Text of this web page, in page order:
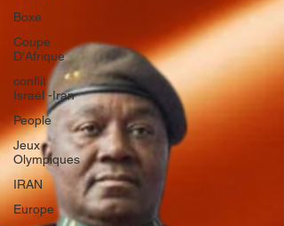
Boxe
Coupe
D'Afrique
conflit
Israël -Iran
People
Jeux
Olympiques
IRAN
Europe